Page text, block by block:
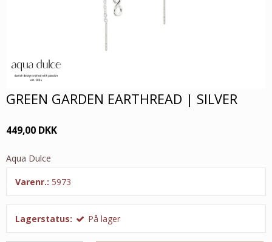
GREEN GARDEN EARTHREAD | SILVER
449,00 DKK
Aqua Dulce
Varenr.: 5973
Lagerstatus: På lager